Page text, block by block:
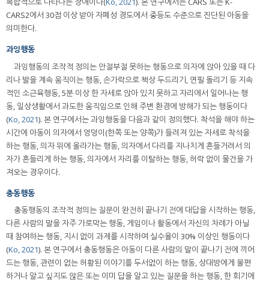
CARS2에서 30점 이상 받아 자폐성 경도에서 중등도 수준으로 진단된 아동을
의미한다.
과잉행동
과잉행동의 조작적 정의는 안절부절 못하는 행동으로 의자에 앉아 있을 때 다
리나 발을 계속 움직이는 행동, 손가락으로 책상 두드리기, 연필 돌리기 등 지속
적인 소근육행동, 5분 이상 한 자세로 앉아 있지 못하고 자리에서 일어나는 행
동, 일상생활에서 과도한 움직임으로 인해 주변 환경에 방해가 되는 행동이다
(Ko, 2021). 본 연구에서는 과잉행동을 다음과 같이 정의했다. 착석을 해야 하는
시간에 아동이 의자에서 엉덩이(한쪽 또는 양쪽)가 들려져 있는 자세로 착석을
하는 행동, 의자 위에 올라가는 행동, 의자에서 다리를 지나치게 흔들거려서 의
자가 흔들리게 하는 행동, 의자에서 자리를 이탈하는 행동, 허락 없이 물건을 가
져오는 경우이다.
충동행동
충동행동의 조작적 정의는 질문이 완전히 끝나기 전에 대답을 시작하는 행동,
다른 사람의 말을 자주 가로막는 행동, 게임이나 활동에서 자신의 차례가 아닐
때 참여하는 행동, 지시 없이 과제를 시작하여 실수율이 30% 이상인 행동이다
(Ko, 2021). 본 연구에서 충동행동은 아동이 다른 사람의 말이 끝나기 전에 끼어
드는 행동, 관련이 없는 허황된 이야기를 두서없이 하는 행동, 상대방에게 불편
하거나 알고 싶지도 않은 또는 이미 답을 알고 있는 질문을 하는 행동, 한 회기에